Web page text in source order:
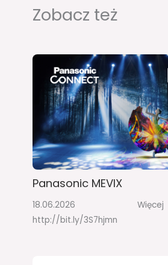
Zobacz też
Panasonic MEVIX
18.06.2026 Więcej
http://bit.ly/3S7hjmn